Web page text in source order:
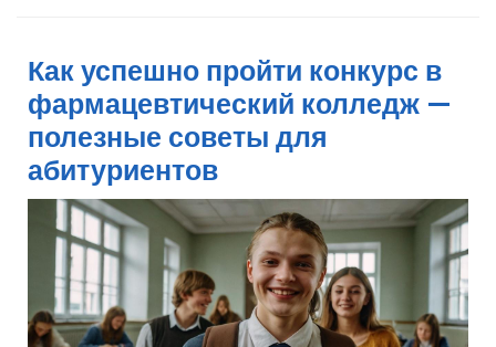
Как успешно пройти конкурс в
фармацевтический колледж —
полезные советы для
абитуриентов